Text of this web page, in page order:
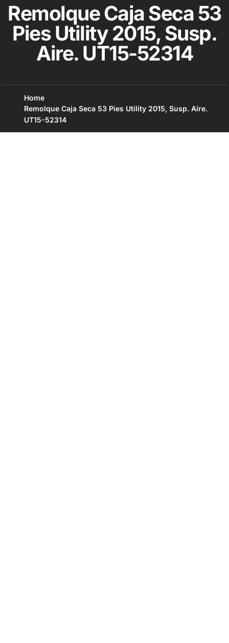
Remolque Caja Seca 53
Pies Utility 2015, Susp.
Aire. UT15-52314
Home
Remolque Caja Seca 53 Pies Utility 2015, Susp. Aire.
UT15-52314